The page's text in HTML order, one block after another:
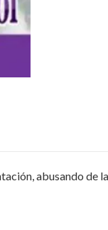
abusando de